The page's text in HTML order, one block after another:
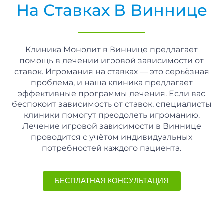
На Ставках В Виннице
Клиника Монолит в Виннице предлагает
помощь в лечении игровой зависимости от
ставок. Игромания на ставках — это серьёзная
проблема, и наша клиника предлагает
эффективные программы лечения. Если вас
беспокоит зависимость от ставок, специалисты
клиники помогут преодолеть игроманию.
Лечение игровой зависимости в Виннице
проводится с учётом индивидуальных
потребностей каждого пациента.
БЕСПЛАТНАЯ КОНСУЛЬТАЦИЯ